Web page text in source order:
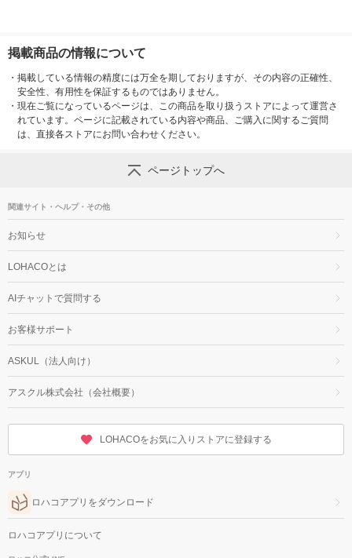
掲載商品の情報について
・ 掲載している情報の精度には万全を期しておりますが、その内容の正確性、
安全性、有用性を保証するものではありません。
・ 現在ご覧になっているページは、この商品を取り扱うストアによって運営さ
れています。ページに記載されている内容や商品、ご購入に関するご質問
は、直接各ストアにお問い合わせください。
ページトップへ
関連サイト・ヘルプ・その他
お知らせ
LOHACOとは
AIチャットで質問する
お客様サポート
ASKUL（法人向け）
アスクル株式会社（会社概要）
LOHACOをお気に入りストアに登録する
アプリ
ロハコアプリをダウンロード
ロハコアプリについて